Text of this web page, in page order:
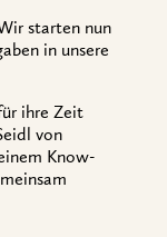
starten nun
in unsere
ihre Zeit
von
Know-